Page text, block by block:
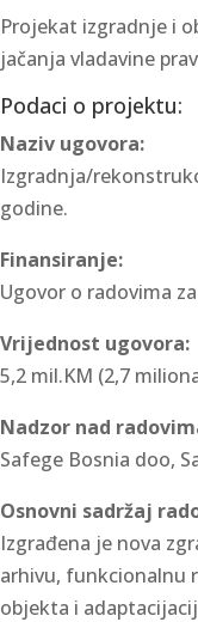
Projekat izgradnje i
jačanja vladavine
Podaci o projektu:
Naziv ugovora:
Izgradnja/
godine.
Finansiranje:
Ugovor o radovima
Vrijednost ugovora:
5,2 mil.KM (2,7
Nadzor nad
Safege Bosnia doo,
Osnovni sadržaj
Izgrađena je nova
arhivu, funkcionalnu
objekta i